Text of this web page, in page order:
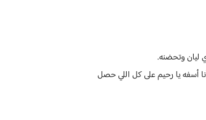
ليان وتحضنه.
أسفه يا رحيم على كل اللي حصل